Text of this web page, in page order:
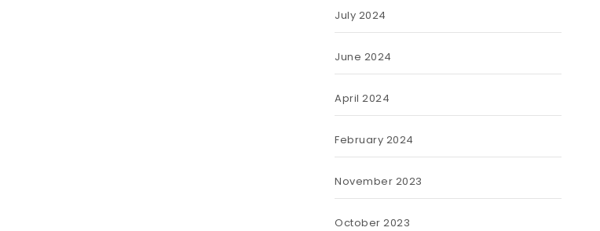
July 2024
June 2024
April 2024
February 2024
November 2023
October 2023